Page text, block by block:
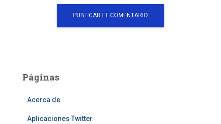
Páginas
Acerca de
Aplicaciones Twitter